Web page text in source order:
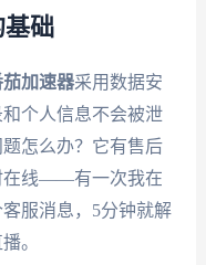
基础
茄加速器采用数据安
个人信息不会被泄
怎么办？它有售后
在线——有一次我在
服消息，5分钟就解
。